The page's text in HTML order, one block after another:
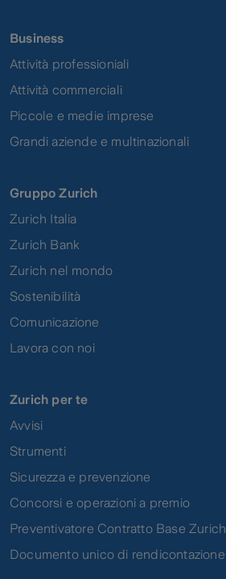
Business
Attività professioniali
Attività commerciali
Piccole e medie imprese
Grandi aziende e multinazionali
Gruppo Zurich
Zurich Italia
Zurich Bank
Zurich nel mondo
Sostenibilità
Comunicazione
Lavora con noi
Zurich per te
Avvisi
Strumenti
Sicurezza e prevenzione
Concorsi e operazioni a premio
Preventivatore Contratto Base Zurich
Documento unico di rendicontazione